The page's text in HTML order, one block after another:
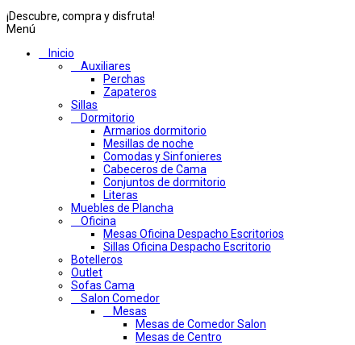
¡Descubre, compra y disfruta!
Menú
Inicio
Auxiliares
Perchas
Zapateros
Sillas
Dormitorio
Armarios dormitorio
Mesillas de noche
Comodas y Sinfonieres
Cabeceros de Cama
Conjuntos de dormitorio
Literas
Muebles de Plancha
Oficina
Mesas Oficina Despacho Escritorios
Sillas Oficina Despacho Escritorio
Botelleros
Outlet
Sofas Cama
Salon Comedor
Mesas
Mesas de Comedor Salon
Mesas de Centro